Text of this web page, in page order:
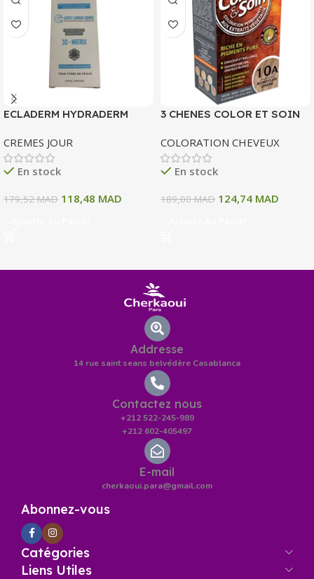
ECLADERM HYDRADERM
INTENSE 72H 50 ML
CREMES JOUR
En stock
179,52MAD 118,48 MAD
3 CHENES COLOR ET SOIN
10 A BLOND CLAIR CENDRE
135 ML
COLORATION CHEVEUX
En stock
189,00MAD 124,74 MAD
Addresse
14 rue saint seans belvédère Casablanca
Contactez nous
+212 522-245-989
+212 602-405497
E-mail
cherkaoui.para@gmail.com
Abonnez-vous
Catégories
Liens Utiles